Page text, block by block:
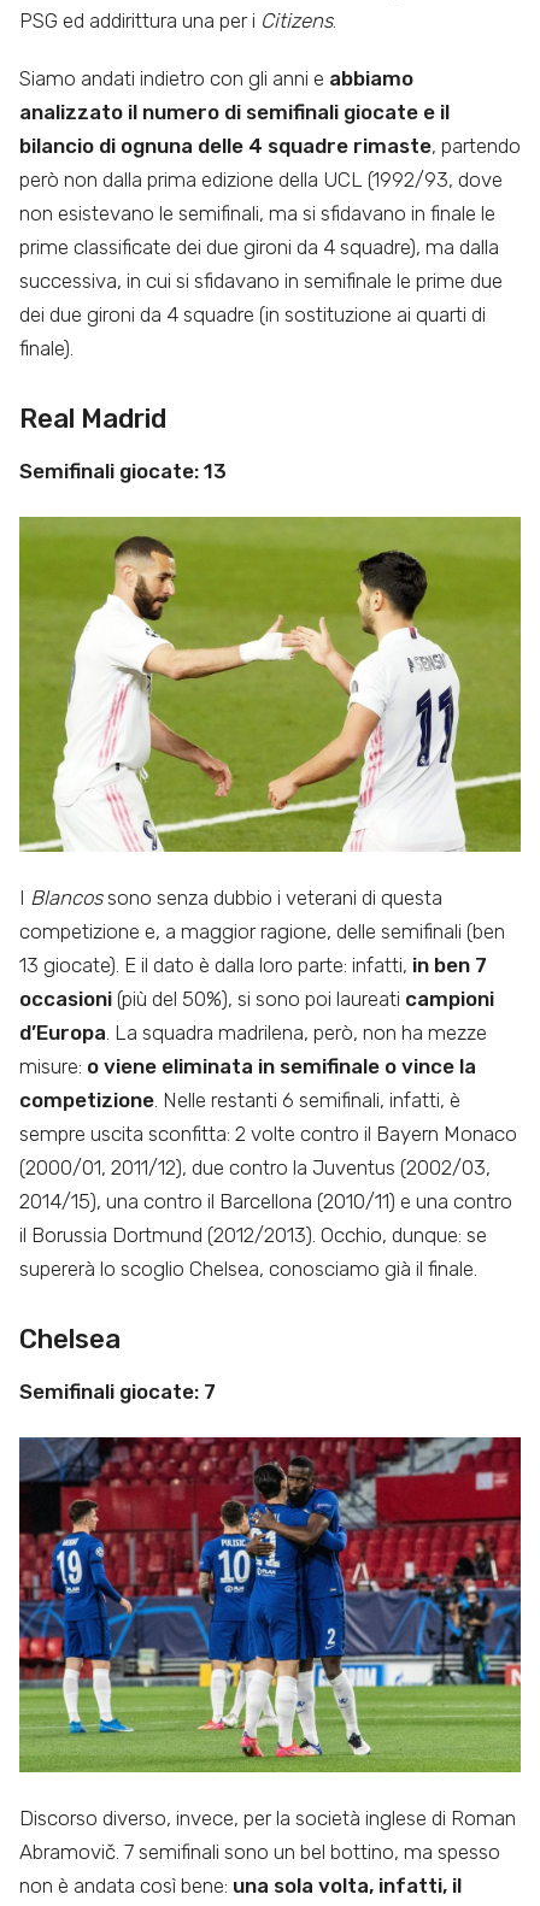
PSG ed addirittura una per i Citizens.
Siamo andati indietro con gli anni e abbiamo
analizzato il numero di semifinali giocate e il
bilancio di ognuna delle 4 squadre rimaste, partendo
però non dalla prima edizione della UCL (1992/93, dove
non esistevano le semifinali, ma si sfidavano in finale le
prime classificate dei due gironi da 4 squadre), ma dalla
successiva, in cui si sfidavano in semifinale le prime due
dei due gironi da 4 squadre (in sostituzione ai quarti di
finale).
Real Madrid
Semifinali giocate: 13
I Blancossono senza dubbio i veterani di questa
competizione e, a maggior ragione, delle semifinali (ben
13 giocate). E il dato è dalla loro parte: infatti, in ben 7
occasioni (più del 50%), si sono poi laureati campioni
d’Europa La squadra madrilena, però, non ha mezze
misure: o viene eliminata in semifinale o vince la
competizione . Nelle restanti 6 semifinali, infatti, è
sempre uscita sconfitta: 2 volte contro il Bayern Monaco
(2000/01, 2011/12), due contro la Juventus (2002/03,
2014/15), una contro il Barcellona (2010/11) e una contro
il Borussia Dortmund (2012/2013). Occhio, dunque: se
supererà lo scoglio Chelsea, conosciamo già il finale.
Chelsea
Semifinali giocate: 7
Discorso diverso, invece, per la società inglese di Roman
Abramovič. 7 semifinali sono un bel bottino, ma spesso
non è andata così bene: una sola volta, infatti, il